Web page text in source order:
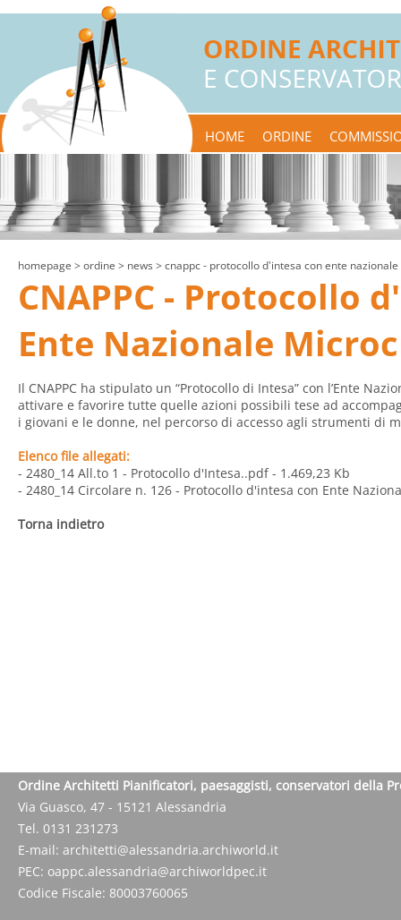
HOME ORDINE
homepage > ordine > news > cnappc - protocollo d'intesa con ente
CNAPPC - Protocollo
Ente Nazionale
Il CNAPPC ha stipulato un “Protocollo di Intesa” con l’Ente
attivare e favorire tutte quelle azioni possibili tese ad
i giovani e le donne, nel percorso di accesso agli strumenti di
Elenco file allegati:
- 2480_14 All.to 1 - Protocollo d'Intesa..pdf- 1.469,23 Kb
- 2480_14 Circolare n. 126 - Protocollo d'intesa con Ente
Torna indietro
Ordine Architetti Pianificatori, paesaggisti, conservatori della
Via Guasco, 47 - 15121 Alessandria
Tel. 0131 231273
E-mail: architetti@alessandria.archiworld.it
PEC: oappc.alessandria@archiworldpec.it
Codice Fiscale: 80003760065